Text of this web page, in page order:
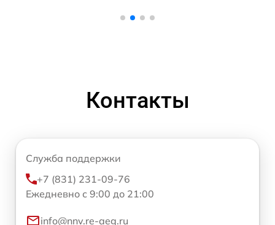
Контакты
Служба поддержки
+7 (831) 231-09-76
Ежедневно с 9:00 до 21:00
info@nnv.re-aeg.ru